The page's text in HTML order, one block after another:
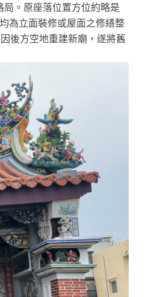
。原座落位置方位約略是
為立面裝修或屋面之修繕整
後方空地重建新廟，遂將舊